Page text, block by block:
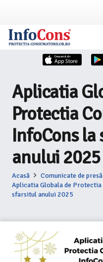
Aplicatia
Protectia
InfoCons
anului 2025
Acasă
Comunicate de presă
Aplicatia Globala de
sfarsitul anului 2025